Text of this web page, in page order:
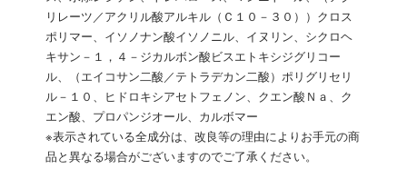
リレーツ／アクリル酸アルキル（Ｃ１０－３０））クロス
ポリマー、イソノナン酸イソノニル、イヌリン、シクロヘ
キサン－１，４－ジカルボン酸ビスエトキシジグリコー
ル、（エイコサン二酸／テトラデカン二酸）ポリグリセリ
ル－１０、ヒドロキシアセトフェノン、クエン酸Ｎａ、ク
エン酸、プロパンジオール、カルボマー
※表示されている全成分は、改良等の理由によりお手元の商
品と異なる場合がございますのでご了承ください。